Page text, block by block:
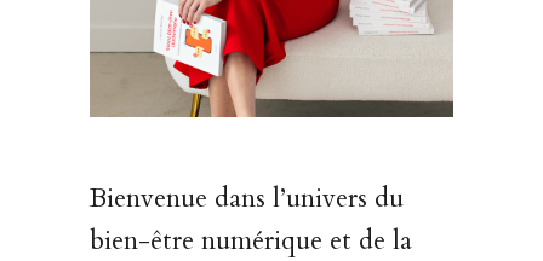
Bienvenue dans l’univers du
bien-être numérique et de la